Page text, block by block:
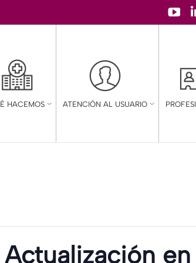
HACEMOS ATENCIÓN AL USUARIO